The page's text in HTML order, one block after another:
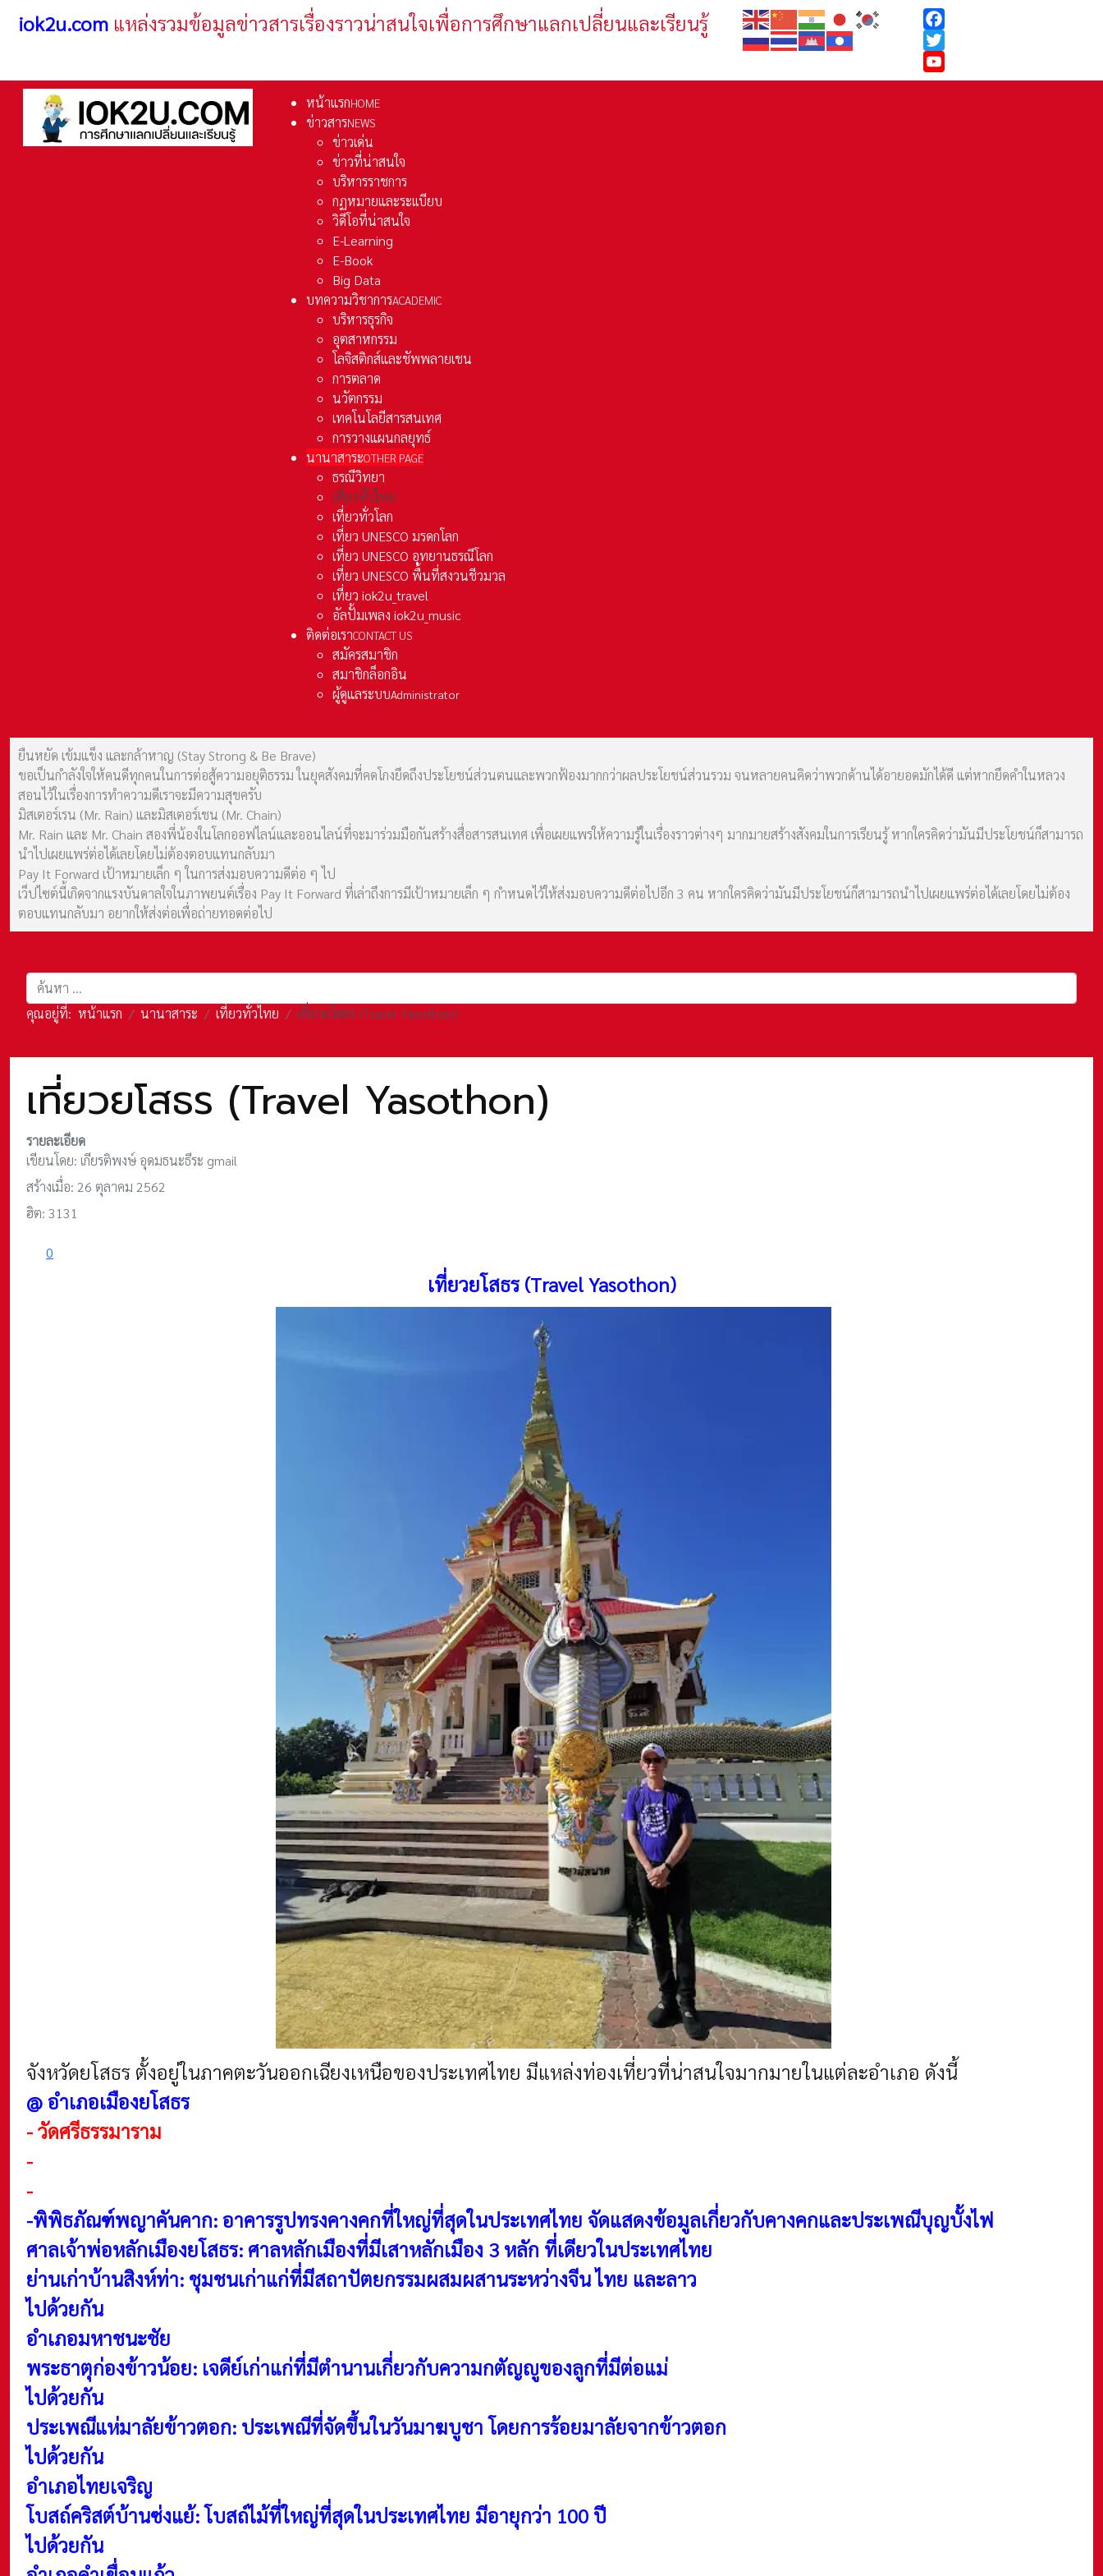
iok2u.com แหล่งรวมข้อมูลข่าวสารเรื่องราวน่าสนใจเพื่อการศึกษาแลกเปลี่ยนและเรียนรู้
Facebook
Twitter
YouTube
หน้าแรกHOME
ข่าวสารNEWS
ข่าวเด่น
ข่าวที่น่าสนใจ
บริหารราชการ
กฏหมายและระเเบียบ
วิดีโอที่น่าสนใจ
E-Learning
E-Book
Big Data
บทความวิชาการACADEMIC
บริหารธุรกิจ
อุตสาหกรรม
โลจิสติกส์และชัพพลายเชน
การตลาด
นวัตกรรม
เทคโนโลยีสารสนเทศ
การวางแผนกลยุทธ์
นานาสาระOTHER PAGE
ธรณีวิทยา
เที่ยวทั่วไทย
เที่ยวทั่วโลก
เที่ยว UNESCO มรดกโลก
เที่ยว UNESCO อุทยานธรณีโลก
เที่ยว UNESCO พื้นที่สงวนชีวมวล
เที่ยว iok2u_travel
อัลปั้มเพลง iok2u_music
ติดต่อเราCONTACT US
สมัครสมาชิก
สมาชิกล็อกอิน
ผู้ดูแลระบบAdministrator
ยืนหยัด เข้มแข็ง และกล้าหาญ (Stay Strong & Be Brave)
ขอเป็นกำลังใจให้คนดีทุกคนในการต่อสู้ความอยุติธรรม ในยุคสังคมที่คดโกงยึดถึงประโยชน์ส่วนตนและพวกฟ้องมากกว่าผลประโยชน์ส่วนรวม จนหลายคนคิดว่าพวกด้านได้อายอดมักได้ดี แต่หากยึดคำในหลวง
สอนไว้ในเรื่องการทำความดีเราจะมีความสุขครับ
มิสเตอร์เรน (Mr. Rain) และมิสเตอร์เชน (Mr. Chain)
Mr. Rain และ Mr. Chain สองพี่น้องในโลกออฟไลน์และออนไลน์ที่จะมาร่วมมือกันสร้างสื่อสารสนเทศ เพื่อเผยแพร่ให้ความรู้ในเรื่องราวต่างๆ มากมายสร้างสังคมในการเรียนรู้ หากใครคิดว่ามันมีประโยชน์ก็สามารถ
นำไปเผยแพร่ต่อได้เลยโดยไม่ต้องตอบแทนกลับมา
Pay It Forward เป้าหมายเล็ก ๆ ในการส่งมอบความดีต่อ ๆ ไป
เว็ปไซต์นี้เกิดจากแรงบันดาลใจในภาพยนต์เรื่อง Pay It Forward ที่เล่าถึงการมีเป้าหมายเล็ก ๆ กำหนดไว้ให้ส่งมอบความดีต่อไปอีก 3 คน หากใครคิดว่ามันมีประโยชน์ก็สามารถนำไปเผยแพร่ต่อได้เลยโดยไม่ต้อง
ตอบแทนกลับมา อยากให้ส่งต่อเพื่อถ่ายทอดต่อไป
การค้นหา
คุณอยู่ที่: หน้าแรก นานาสาระ เที่ยวทั่วไทย เที่ยวยโสธร (Travel Yasothon)
เที่ยวยโสธร (Travel Yasothon)
รายละเอียด
เขียนโดย: เกียรติพงษ์ อุดมธนะธีระ gmail
สร้างเมื่อ: 26 ตุลาคม 2562
ฮิต: 3131
0
เที่ยวยโสธร (Travel Yasothon)
จังหวัดยโสธร ตั้งอยู่ในภาคตะวันออกเฉียงเหนือของประเทศไทย มีแหล่งท่องเที่ยวที่น่าสนใจมากมายในแต่ละอำเภอ ดังนี้
@ อำเภอเมืองยโสธร
-วัดศรีธรรมาราม
-
-
-พิพิธภัณฑ์พญาคันคาก: อาคารรูปทรงคางคกที่ใหญ่ที่สุดในประเทศไทย จัดแสดงข้อมูลเกี่ยวกับคางคกและประเพณีบุญบั้งไฟ
ศาลเจ้าพ่อหลักเมืองยโสธร: ศาลหลักเมืองที่มีเสาหลักเมือง 3 หลัก ที่เดียวในประเทศไทย
ย่านเก่าบ้านสิงห์ท่า: ชุมชนเก่าแก่ที่มีสถาปัตยกรรมผสมผสานระหว่างจีน ไทย และลาว
ไปด้วยกัน
อำเภอมหาชนะชัย
พระธาตุก่องข้าวน้อย: เจดีย์เก่าแก่ที่มีตำนานเกี่ยวกับความกตัญญูของลูกที่มีต่อแม่
ไปด้วยกัน
ประเพณีแห่มาลัยข้าวตอก: ประเพณีที่จัดขึ้นในวันมาฆบูชา โดยการร้อยมาลัยจากข้าวตอก
ไปด้วยกัน
อำเภอไทยเจริญ
โบสถ์คริสต์บ้านซ่งแย้: โบสถ์ไม้ที่ใหญ่ที่สุดในประเทศไทย มีอายุกว่า 100 ปี
ไปด้วยกัน